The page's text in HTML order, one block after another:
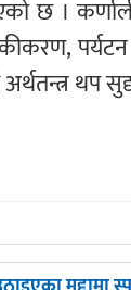
छ ।
पर्यटन
थप